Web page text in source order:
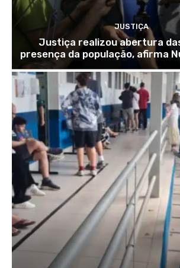
JUSTIÇA
Justiça realizou abertura
presença da população, afirma